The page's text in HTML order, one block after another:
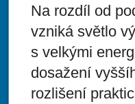
Na rozdíl od
vzniká světlo
s velkými
dosažení
rozlišení